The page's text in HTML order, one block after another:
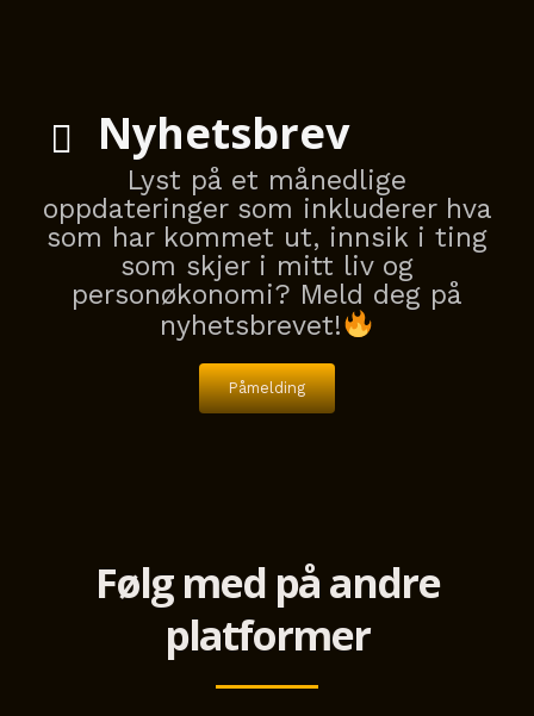
Nyhetsbrev
Lyst på et månedlige
oppdateringer som inkluderer hva
som har kommet ut, innsik i ting
som skjer i mitt liv og
personøkonomi? Meld deg på
nyhetsbrevet!
Påmelding
Følg med på andre
platformer